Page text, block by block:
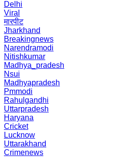
Delhi
Viral
मारपीट
Jharkhand
Breakingnews
Narendramodi
Nitishkumar
Madhya_pradesh
Nsui
Madhyapradesh
Pmmodi
Rahulgandhi
Uttarpradesh
Haryana
Cricket
Lucknow
Uttarakhand
Crimenews